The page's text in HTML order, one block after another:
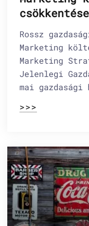
Rossz
Marketing
Marketing
Jelenlegi
mai
>>>